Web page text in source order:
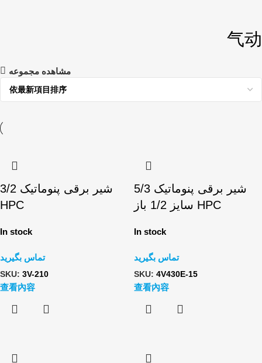
气动
مشاهده مجموعه
شیر برقی پنوماتیک 3/2
HPC
In stock
تماس بگیرید
SKU: 3V-210
查看內容
شیر برقی پنوماتیک 5/3
سایز 1/2 باز HPC
In stock
تماس بگیرید
SKU: 4V430E-15
查看內容